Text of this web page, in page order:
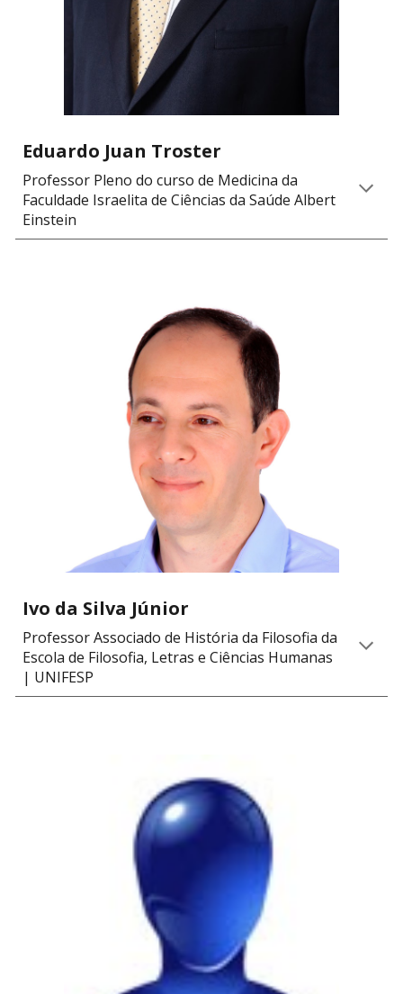
Eduardo Juan Troster
Professor Pleno do curso de Medicina da
Faculdade Israelita de Ciências da Saúde Albert
Einstein
Ivo da Silva Júnior
Professor Associadode História da Filosofia da
Escolade Filosofia, Letras e Ciências Humanas
| UNIFESP